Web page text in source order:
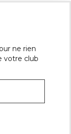
ne rien
votre club